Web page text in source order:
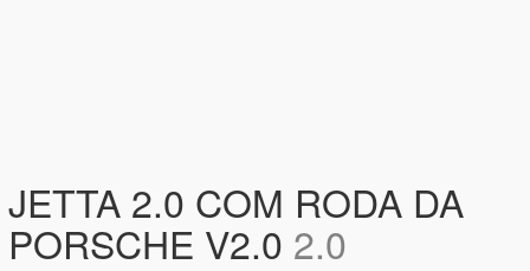
JETTA 2.0 COM RODA DA
PORSCHE V2.0 2.0